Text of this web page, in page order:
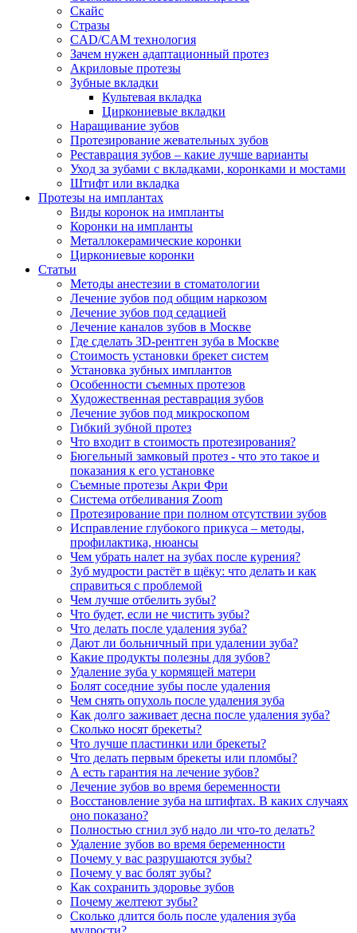
Скайс
Стразы
CAD/CAM технология
Зачем нужен адаптационный протез
Акриловые протезы
Зубные вкладки
Культевая вкладка
Циркониевые вкладки
Наращивание зубов
Протезирование жевательных зубов
Реставрация зубов – какие лучше варианты
Уход за зубами с вкладками, коронками и мостами
Штифт или вкладка
Протезы на имплантах
Виды коронок на импланты
Коронки на импланты
Металлокерамические коронки
Циркониевые коронки
Статьи
Методы анестезии в стоматологии
Лечение зубов под общим наркозом
Лечение зубов под седацией
Лечение каналов зубов в Москве
Где сделать 3D-рентген зуба в Москве
Стоимость установки брекет систем
Установка зубных имплантов
Особенности съемных протезов
Художественная реставрация зубов
Лечение зубов под микроскопом
Гибкий зубной протез
Что входит в стоимость протезирования?
Бюгельный замковый протез - что это такое и
показания к его установке
Съемные протезы Акри Фри
Система отбеливания Zoom
Протезирование при полном отсутствии зубов
Исправление глубокого прикуса – методы,
профилактика, нюансы
Чем убрать налет на зубах после курения?
Зуб мудрости растёт в щёку: что делать и как
справиться с проблемой
Чем лучше отбелить зубы?
Что будет, если не чистить зубы?
Что делать после удаления зуба?
Дают ли больничный при удалении зуба?
Какие продукты полезны для зубов?
Удаление зуба у кормящей матери
Болят соседние зубы после удаления
Чем снять опухоль после удаления зуба
Как долго заживает десна после удаления зуба?
Сколько носят брекеты?
Что лучше пластинки или брекеты?
Что делать первым брекеты или пломбы?
А есть гарантия на лечение зубов?
Лечение зубов во время беременности
Восстановление зуба на штифтах. В каких случаях
оно показано?
Полностью сгнил зуб надо ли что-то делать?
Удаление зубов во время беременности
Почему у вас разрушаются зубы?
Почему у вас болят зубы?
Как сохранить здоровье зубов
Почему желтеют зубы?
Сколько длится боль после удаления зуба
мудрости?